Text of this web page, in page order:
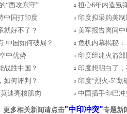
“西攻东守”
担心6年内造氢
中国打印度
印度拟采购美
就好不了？
美军报告离间
中国如何破局？
危机内幕揭秘
中优势
印度组建火箭
战胜中国？
印度想明白了
如何评判？
印度“烈火-5”
迪亮核肌肉
中国插手印巴
更多相关新闻请点击"中印冲突"专题新